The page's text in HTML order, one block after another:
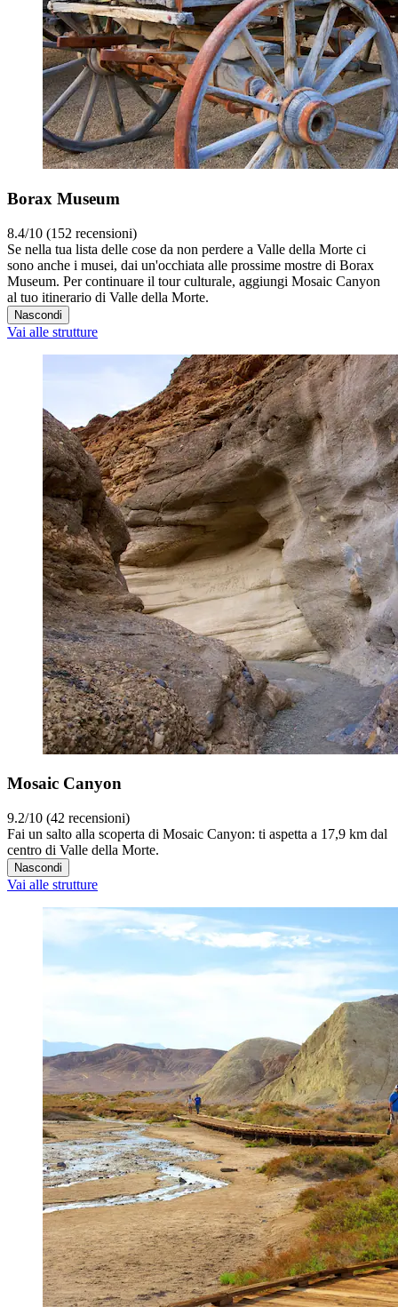
Borax Museum
8.4/10 (152 recensioni)
Se nella tua lista delle cose da non perdere a Valle della Morte ci
sono anche i musei, dai un'occhiata alle prossime mostre di Borax
Museum. Per continuare il tour culturale, aggiungi Mosaic Canyon
al tuo itinerario di Valle della Morte.
Nascondi
Vai alle strutture
Mosaic Canyon
9.2/10 (42 recensioni)
Fai un salto alla scoperta di Mosaic Canyon: ti aspetta a 17,9 km dal
centro di Valle della Morte.
Nascondi
Vai alle strutture